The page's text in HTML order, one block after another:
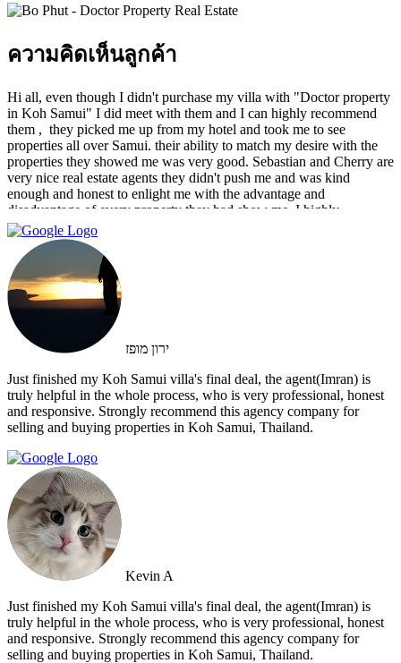
ความคิดเห็นลูกค้า
Hi all, even though I didn't purchase my villa with "Doctor property
in Koh Samui" I did meet with them and I can highly recommend
them , ‏ they picked me up from my hotel and took me to see
properties all over Samui. their ability to match my desire with the
properties they showed me was very good. Sebastian and Cherry are
very nice real estate agents they didn't push me and was kind
enough and honest to enlight me with the advantage and
disadvantage of every property they had show me. I highly
recommend them and I hope that we can do business in the future
ירון מופז
Just finished my Koh Samui villa's final deal, the agent(Imran) is
truly helpful in the whole process, who is very professional, honest
and responsive. Strongly recommend this agency company for
selling and buying properties in Koh Samui, Thailand.
Kevin A
Just finished my Koh Samui villa's final deal, the agent(Imran) is
truly helpful in the whole process, who is very professional, honest
and responsive. Strongly recommend this agency company for
selling and buying properties in Koh Samui, Thailand.